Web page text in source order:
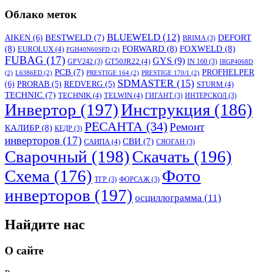
Облако меток
AIKEN (6) BESTWELD (7) BLUEWELD (12) BRIMA(3) DEFORT
(8) EUROLUX (4) FGH40N60SFD (2) FORWARD (8) FOXWELD (8)
FUBAG (17) GPV242 (3) GT50JR22 (4) GYS (9) IN 160 (3) IRGP4068D
(2) L6386ED (2) PCB (7) PRESTIGE 164 (2) PRESTIGE 170/1 (2) PROFHELPER
(6) PRORAB (5) REDVERG (5) SDMASTER (15) STURM (4)
TECHNIC (7) TECHNIK (4) TELWIN (4) ГИГАНТ(3) ИНТЕРСКОЛ (3)
Инвертор (197)Инструкция (186)
КАЛИБР (8) КЕДР (3) РЕСАНТА (34)Ремонт
инверторов (17) САИПА(4) СВИ (7) СЯОГАН (3)
Сварочный (198)Скачать (196)
Схема (176) ТГР (3) ФОРСАЖ (3) Фото
инверторов (197) осциллограмма (11)
Найдите нас
О сайте